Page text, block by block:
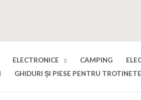
ELECTRONICE CAMPING
GHIDURI ȘI PIESE PENTRU